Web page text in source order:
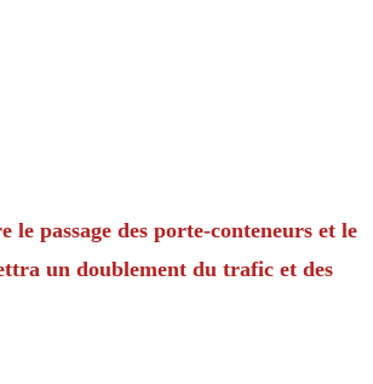
passage des porte-conteneurs et le
un doublement du trafic et des